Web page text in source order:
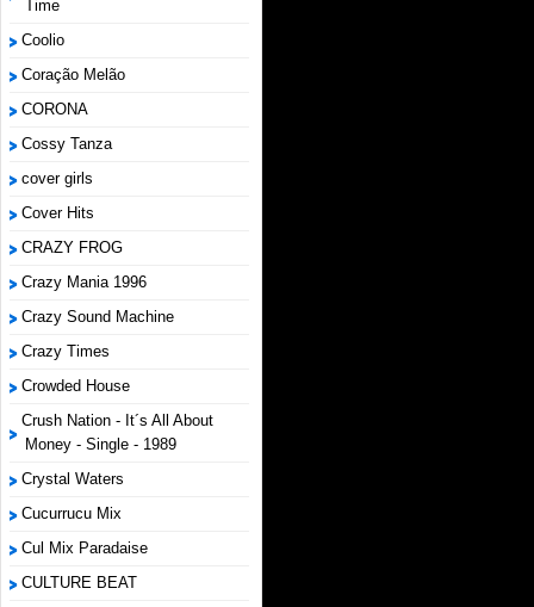
Time
Coolio
Coração Melão
CORONA
Cossy Tanza
cover girls
Cover Hits
CRAZY FROG
Crazy Mania 1996
Crazy Sound Machine
Crazy Times
Crowded House
Crush Nation - It´s All About
Money - Single - 1989
Crystal Waters
Cucurrucu Mix
Cul Mix Paradaise
CULTURE BEAT